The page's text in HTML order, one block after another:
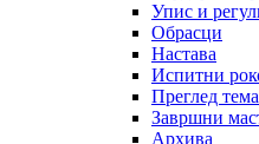
Упис и
Обрасци
Настава
Испитни
Преглед
Завршни
Архива